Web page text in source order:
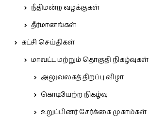
நீதிமன்ற வழக்குகள்
தீர்மானங்கள்
கட்சி செய்திகள்
மாவட்ட மற்றும் தொகுதி நிகழ்வுகள்
அலுவலகத் திறப்பு விழா
கொடியேற்ற நிகழ்வு
உறுப்பினர் சேர்க்கை முகாம்கள்